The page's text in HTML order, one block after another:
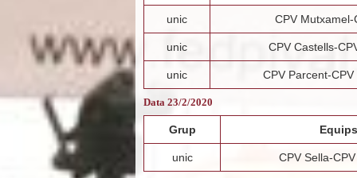
unic CPV Mutxamel-
unic CPV Castells-
unic CPV Parcent-
Data 23/2/2020
Grup Equips
unic CPV Sella-